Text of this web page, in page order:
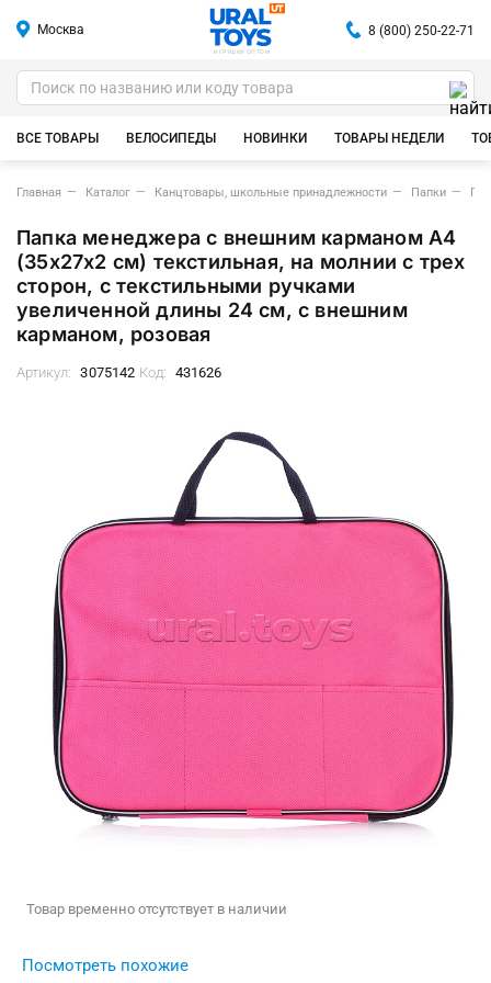
Москва
ИГРУШКИ ОПТОМ
8 (800) 250-22-71
ВСЕ ТОВАРЫ ВЕЛОСИПЕДЫ НОВИНКИ ТОВАРЫ НЕДЕЛИ
Главная Каталог Канцтовары, школьные принадлежности Папки
Папка менеджера с внешним карманом A4
(35x27x2 см) текстильная, на молнии с трех
сторон, с текстильными ручками
увеличенной длины 24 см, с внешним
карманом, розовая
Артикул: 3075142 Код: 431626
Товар временно отсутствует в наличии
Посмотреть похожие